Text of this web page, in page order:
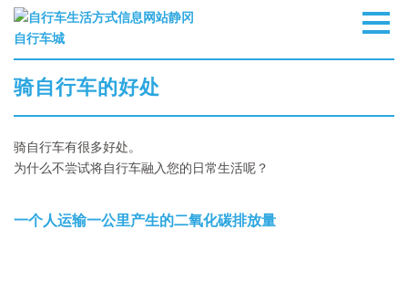
骑自行车的好处
骑自行车有很多好处。
为什么不尝试将自行车融入您的日常生活呢？
一个人运输一公里产生的二氧化碳排放量